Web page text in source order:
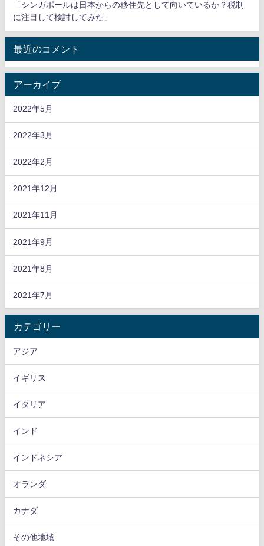
「シンガポールは日本からの移住先として向いているか？税制
に注目して検討してみた」
最近のコメント
アーカイブ
2022年5月
2022年3月
2022年2月
2021年12月
2021年11月
2021年9月
2021年8月
2021年7月
カテゴリー
アジア
イギリス
イタリア
インド
インドネシア
オランダ
カナダ
その他地域